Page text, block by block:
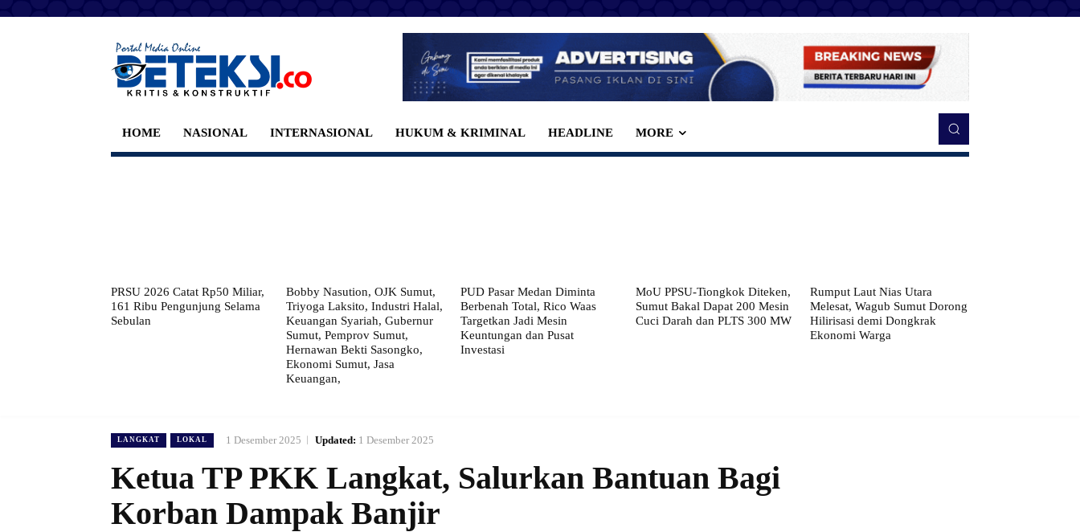
HOME NASIONAL INTERNASIONAL HUKUM & KRIMINAL HEADLINE MORE
PRSU 2026 Catat Rp50 Miliar,
161 Ribu Pengunjung Selama
Sebulan
Bobby Nasution, OJK Sumut,
Triyoga Laksito, Industri Halal,
Keuangan Syariah, Gubernur
Sumut, Pemprov Sumut,
Hernawan Bekti Sasongko,
Ekonomi Sumut, Jasa
Keuangan,
PUD Pasar Medan Diminta
Berbenah Total, Rico Waas
Targetkan Jadi Mesin
Keuntungan dan Pusat
Investasi
MoU PPSU-Tiongkok Diteken,
Sumut Bakal Dapat 200 Mesin
Cuci Darah dan PLTS 300 MW
Rumput Laut Nias Utara
Melesat, Wagub Sumut Dorong
Hilirisasi demi Dongkrak
Ekonomi Warga
LANGKAT LOKAL 1 Desember 2025 Updated: 1 Desember 2025
Ketua TP PKK Langkat, Salurkan Bantuan Bagi
Korban Dampak Banjir